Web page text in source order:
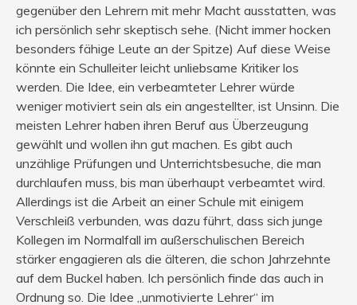
gegenüber den Lehrern mit mehr Macht ausstatten, was
ich persönlich sehr skeptisch sehe. (Nicht immer hocken
besonders fähige Leute an der Spitze) Auf diese Weise
könnte ein Schulleiter leicht unliebsame Kritiker los
werden. Die Idee, ein verbeamteter Lehrer würde
weniger motiviert sein als ein angestellter, ist Unsinn. Die
meisten Lehrer haben ihren Beruf aus Überzeugung
gewählt und wollen ihn gut machen. Es gibt auch
unzählige Prüfungen und Unterrichtsbesuche, die man
durchlaufen muss, bis man überhaupt verbeamtet wird.
Allerdings ist die Arbeit an einer Schule mit einigem
Verschleiß verbunden, was dazu führt, dass sich junge
Kollegen im Normalfall im außerschulischen Bereich
stärker engagieren als die älteren, die schon Jahrzehnte
auf dem Buckel haben. Ich persönlich finde das auch in
Ordnung so. Die Idee „unmotivierte Lehrer“ im